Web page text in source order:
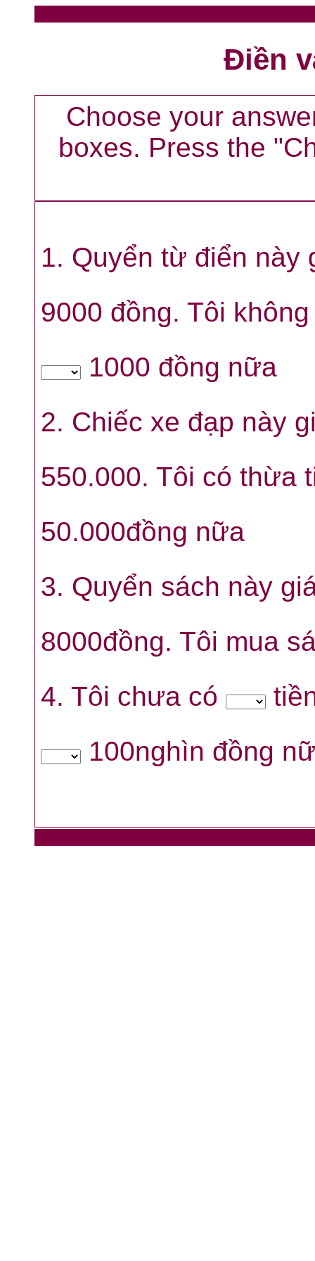
Điền
Choose your
boxes. Press the
1. Quyển từ điển này
9000 đồng. Tôi
1000 đồng nữa
2. Chiếc xe đạp này
550.000. Tôi có thừa
50.000đồng nữa
3. Quyển sách này
8000đồng. Tôi mua
4. Tôi chưa có
100nghìn đồng